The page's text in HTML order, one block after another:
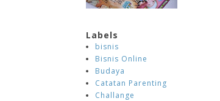
Labels
bisnis
Bisnis Online
Budaya
Catatan Parenting
Challange